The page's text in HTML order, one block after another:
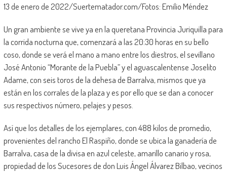
13 de enero de 2022/Suertematador.com/Fotos: Emilio Méndez
Un gran ambiente se vive ya en la queretana Provincia Juriquilla para
la corrida nocturna que, comenzará a las 20:30 horas en su bello
coso, donde se verá el mano a mano entre los diestros, el sevillano
José Antonio “Morante de la Puebla” y el aguascalentense Joselito
Adame, con seis toros de la dehesa de Barralva, mismos que ya
están en los corrales de la plaza y es por ello que se dan a conocer
sus respectivos número, pelajes y pesos.
Así que los detalles de los ejemplares, con 488 kilos de promedio,
provenientes del rancho El Raspiño, donde se ubica la ganadería de
Barralva, casa de la divisa en azul celeste, amarillo canario y rosa,
propiedad de los Sucesores de don Luis Ángel Álvarez Bilbao, vecinos